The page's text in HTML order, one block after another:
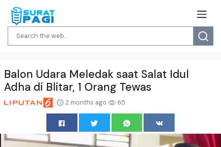
Balon Udara Meledak saat Salat Idul
Adha di Blitar, 1 Orang Tewas
2 months ago 65